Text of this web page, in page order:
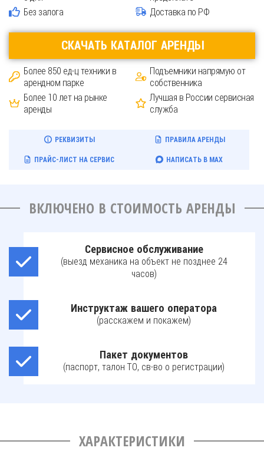
Без залога
Доставка по РФ
CКАЧАТЬ КАТАЛОГ АРЕНДЫ
Более 850 ед-ц техники в
арендном парке
Подъемники напрямую от
собственника
Более 10 лет на рынке
аренды
Лучшая в России сервисная
служба
РЕКВИЗИТЫ ПРАВИЛА АРЕНДЫ
ПРАЙС-ЛИСТ НА СЕРВИС НАПИСАТЬ В MAX
ВКЛЮЧЕНО В СТОИМОСТЬ АРЕНДЫ
Сервисное обслуживание
(выезд механика на объект не позднее 24
часов)
Инструктаж вашего оператора
(расскажем и покажем)
Пакет документов
(паспорт, талон ТО, св-во о регистрации)
ХАРАКТЕРИСТИКИ